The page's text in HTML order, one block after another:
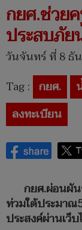
กยศ.ช่วย
ประสบภัย
วันจันทร์ ที่ 8 ธั
Tag : กยศ.
ลงทะเบียน
กยศ.ผ่อนผั
ท่วมใต้ประมาณ
ประสงค์ผ่านเว็บ